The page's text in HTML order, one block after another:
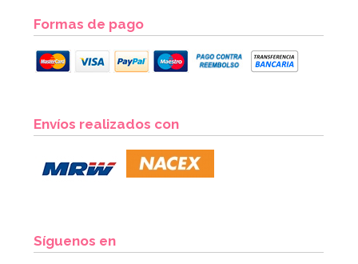
7,95€
Formas de pago
Envíos realizados con
Síguenos en